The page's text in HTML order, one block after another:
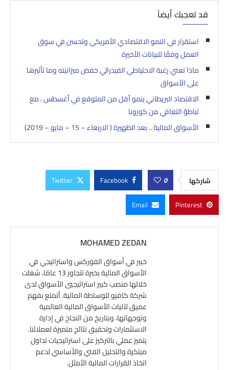
قد تعجبك أيضاً
استقرار في النمو الاقتصادي الأمريكي وتحسن في سوق
العمل وفقًا للبيانات الأخيرة
ماذا تعني رغبة الاحتياطي الفيدرالي خفض ميزانيته وما تأثيرها
على الأسواق
الاقتصاد البريطاني ينمو أقل من المتوقع في أغسطس ، مع
تباطؤ التعافي من كورونا
الأسواق المالية .. بعد الظهيرة ( الاربعاء – 15 – مايو – 2019)
شاركها 0
Facebook
Twitter
Pinterest
Email
MOHAMED ZEDAN
خبير في أسواق الفوركس واستراتيجي في
الأسواق المالية بخبرة تتجاوز 13 عامًا، شغلت
خلالها منصب كبير استراتيجيي الأسواق لدى
شركة كافيو للوساطة المالية. أتمتع بفهم
عميق لآليات الأسواق المالية العالمية
وتوجهاتها، وبتاريخ من النجاح في إدارة
الاستثمارات وتحقيق نتائج متميزة لعملائنا.
يتميز عملي بالتركيز على استراتيجيات تداول
مبتكرة والتحليل الفني والأساسي لدعم
اتخاذ القرارات المالية الأمثل.